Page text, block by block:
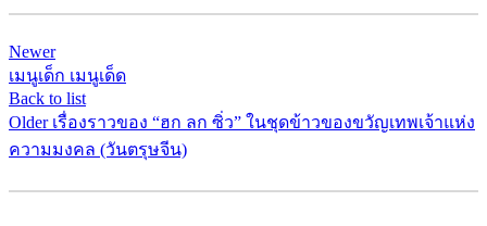
Newer
เมนูเด็ก เมนูเด็ด
Back to list
Older เรื่องราวของ “ฮก ลก ซิ่ว” ในชุดข้าวของขวัญเทพเจ้าแห่ง
ความมงคล (วันตรุษจีน)